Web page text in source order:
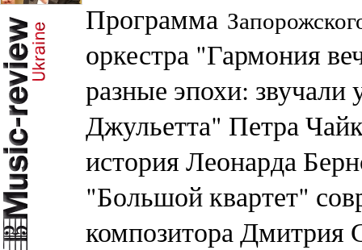
Программа
оркестра "Гармония
разные эпохи:
Джульетта" Петра
история Леонарда
"Большой квартет"
композитора Дмитрия